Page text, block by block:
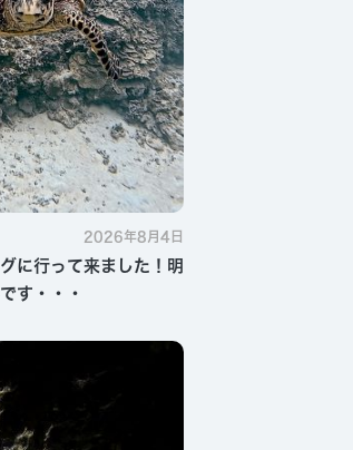
2026年8月4日
に行って来ました！明
す・・・